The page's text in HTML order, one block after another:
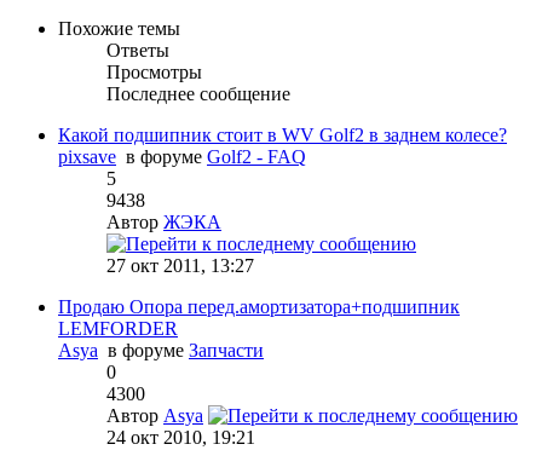
Похожие темы
Ответы
Просмотры
Последнее сообщение
Какой подшипник стоит в WV Golf2 в заднем колесе?
pixsave в форуме Golf2 - FAQ
5
9438
Автор ЖЭКА
27 окт 2011, 13:27
Продаю Опора перед.амортизатора+подшипник
LEMFORDER
Asya в форуме Запчасти
0
4300
Автор Asya
24 окт 2010, 19:21